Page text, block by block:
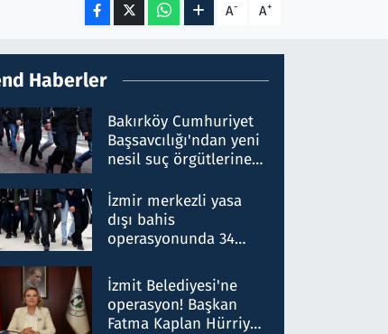
A- A+
Haberler
Bakırköy Cumhuriyet
Başsavcılığı'ndan yeni
nesil suç örgütlerine
hakkında gözaltı kararı
İzmir merkezli yasa
dışı bahis
operasyonunda 34
Milyar liralık para
trafiği tespit edildi
İzmit Belediyesi'ne
operasyon! Başkan
Fatma Kaplan Hürriyet